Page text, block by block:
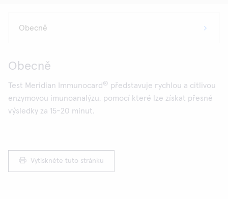
Obecně
Test Meridian Immunocard ® představuje rychlou a citlivou
enzymovou imunoanalýzu, pomocí které lze získat přesné
výsledky za 15-20 minut.
Vytiskněte tuto stránku